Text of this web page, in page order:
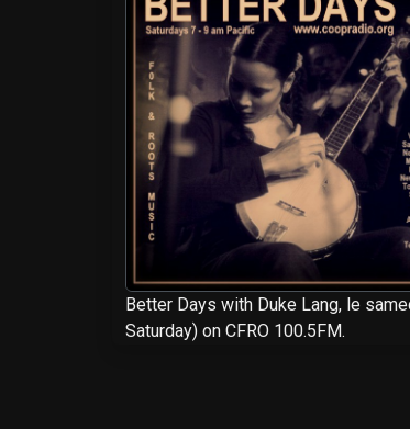
Better Days with Duke Lang, le
Saturday) on CFRO 100.5FM.